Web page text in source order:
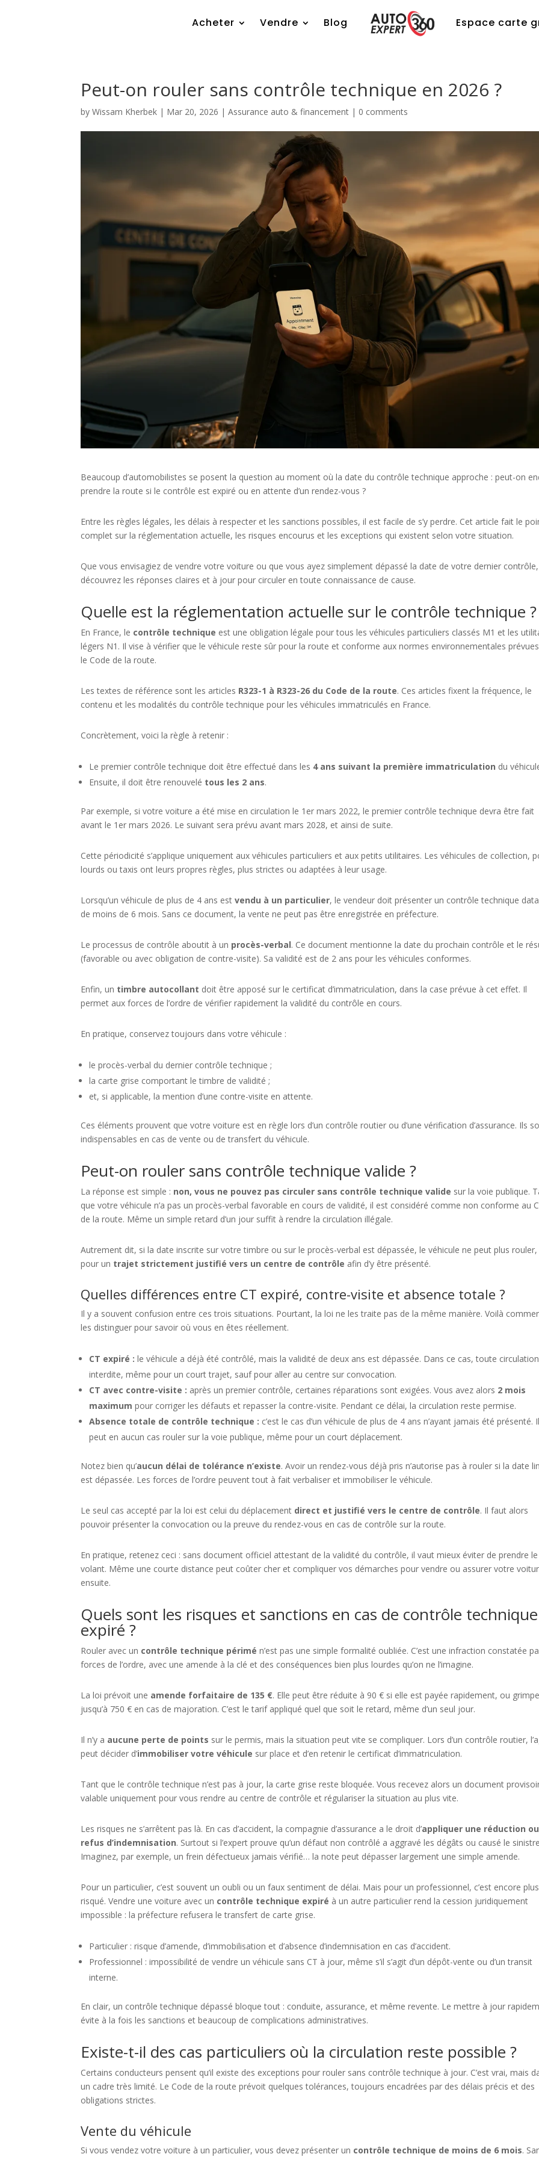
Acheter Vendre Blog Espace carte
Peut-on rouler sans contrôle technique en 2026 ?
byWissam Kherbek | Mar 20, 2026 |Assurance auto & financement | 0 comments
Beaucoup d’automobilistes se posent la question au moment où la date du contrôle technique approche : peut-on
prendre la route si le contrôle est expiré ou en attente d’un rendez-vous ?
Entre les règles légales, les délais à respecter et les sanctions possibles, il est facile de s’y perdre. Cet article fait le
complet sur la réglementation actuelle, les risques encourus et les exceptions qui existent selon votre situation.
Que vous envisagiez de vendre votre voiture ou que vous ayez simplement dépassé la date de votre dernier contrôle,
découvrez les réponses claires et à jour pour circuler en toute connaissance de cause.
Quelle est la réglementation actuelle sur le contrôle technique ?
En France, le contrôle technique est une obligation légale pour tous les véhicules particuliers classés M1 et les
légers N1. Il vise à vérifier que le véhicule reste sûr pour la route et conforme aux normes environnementales
le Code de la route.
Les textes de référence sont les articles R323-1 à R323-26 du Code de la route. Ces articles fixent la fréquence, le
contenu et les modalités du contrôle technique pour les véhicules immatriculés en France.
Concrètement, voici la règle à retenir :
Le premier contrôle technique doit être effectué dans les 4 ans suivant la première immatriculation du
Ensuite, il doit être renouvelé tous les 2 ans.
Par exemple, si votre voiture a été mise en circulation le 1er mars 2022, le premier contrôle technique devra être fait
avant le 1er mars 2026. Le suivant sera prévu avant mars 2028, et ainsi de suite.
Cette périodicité s’applique uniquement aux véhicules particuliers et aux petits utilitaires. Les véhicules de collection,
lourds ou taxis ont leurs propres règles, plus strictes ou adaptées à leur usage.
Lorsqu’un véhicule de plus de 4 ans estvendu à un particulier, le vendeur doit présenter un contrôle technique
de moins de 6 mois. Sans ce document, la vente ne peut pas être enregistrée en préfecture.
Le processus de contrôle aboutit à un procès-verbal. Ce document mentionne la date du prochain contrôle et le
(favorable ou avec obligation de contre-visite). Sa validité est de 2 ans pour les véhicules conformes.
Enfin, un timbre autocollant doit être apposé sur le certificat d’immatriculation, dans la case prévue à cet effet. Il
permet aux forces de l’ordre de vérifier rapidement la validité du contrôle en cours.
En pratique, conservez toujours dans votre véhicule :
le procès-verbal du dernier contrôle technique ;
la carte grise comportant le timbre de validité ;
et, si applicable, la mention d’une contre-visite en attente.
Ces éléments prouvent que votre voiture est en règle lors d’un contrôle routier ou d’une vérification d’assurance. Ils
indispensables en cas de vente ou de transfert du véhicule.
Peut-on rouler sans contrôle technique valide ?
La réponse est simple : non, vous ne pouvez pas circuler sans contrôle technique valide sur la voie publique.
que votre véhicule n’a pas un procès-verbal favorable en cours de validité, il est considéré comme non conforme au
de la route. Même un simple retard d’un jour suffit à rendre la circulation illégale.
Autrement dit, si la date inscrite sur votre timbre ou sur le procès-verbal est dépassée, le véhicule ne peut plus
pour un trajet strictement justifié vers un centre de contrôle afin d’y être présenté.
Quelles différences entre CT expiré, contre-visite et absence totale ?
Il y a souvent confusion entre ces trois situations. Pourtant, la loi ne les traite pas de la même manière. Voilà
les distinguer pour savoir où vous en êtes réellement.
CT expiré : le véhicule a déjà été contrôlé, mais la validité de deux ans est dépassée. Dans ce cas, toute
interdite, même pour un court trajet, sauf pour aller au centre sur convocation.
CT avec contre-visite : après un premier contrôle, certaines réparations sont exigées. Vous avez alors 2 mois
maximum pour corriger les défauts et repasser la contre-visite. Pendant ce délai, la circulation reste permise.
Absence totale de contrôle technique : c’est le cas d’un véhicule de plus de 4 ans n’ayant jamais été présenté.
peut en aucun cas rouler sur la voie publique, même pour un court déplacement.
Notez bien qu’aucun délai de tolérance n’existe. Avoir un rendez-vous déjà pris n’autorise pas à rouler si la date
est dépassée. Les forces de l’ordre peuvent tout à fait verbaliser et immobiliser le véhicule.
Le seul cas accepté par la loi est celui du déplacement direct et justifié vers le centre de contrôle. Il faut alors
pouvoir présenter la convocation ou la preuve du rendez-vous en cas de contrôle sur la route.
En pratique, retenez ceci : sans document officiel attestant de la validité du contrôle, il vaut mieux éviter de prendre le
volant. Même une courte distance peut coûter cher et compliquer vos démarches pour vendre ou assurer votre
ensuite.
Quels sont les risques et sanctions en cas de contrôle technique
expiré ?
Rouler avec un contrôle technique périmé n’est pas une simple formalité oubliée. C’est une infraction constatée
forces de l’ordre, avec une amende à la clé et des conséquences bien plus lourdes qu’on ne l’imagine.
La loi prévoit une amende forfaitaire de 135 €. Elle peut être réduite à 90 € si elle est payée rapidement, ou
jusqu’à 750 € en cas de majoration. C’est le tarif appliqué quel que soit le retard, même d’un seul jour.
Il n’y a aucune perte de points sur le permis, mais la situation peut vite se compliquer. Lors d’un contrôle routier,
peut décider d’immobiliser votre véhicule sur place et d’en retenir le certificat d’immatriculation.
Tant que le contrôle technique n’est pas à jour, la carte grise reste bloquée. Vous recevez alors un document
valable uniquement pour vous rendre au centre de contrôle et régulariser la situation au plus vite.
Les risques ne s’arrêtent pas là. En cas d’accident, la compagnie d’assurance a le droit d’appliquer une réduction
refus d’indemnisation. Surtout si l’expert prouve qu’un défaut non contrôlé a aggravé les dégâts ou causé le
Imaginez, par exemple, un frein défectueux jamais vérifié… la note peut dépasser largement une simple amende.
Pour un particulier, c’est souvent un oubli ou un faux sentiment de délai. Mais pour un professionnel, c’est encore plus
risqué. Vendre une voiture avec un contrôle technique expiré à un autre particulier rend la cession juridiquement
impossible : la préfecture refusera le transfert de carte grise.
Particulier : risque d’amende, d’immobilisation et d’absence d’indemnisation en cas d’accident.
Professionnel : impossibilité de vendre un véhicule sans CT à jour, même s’il s’agit d’un dépôt-vente ou d’un transit
interne.
En clair, un contrôle technique dépassé bloque tout : conduite, assurance, et même revente. Le mettre à jour
évite à la fois les sanctions et beaucoup de complications administratives.
Existe-t-il des cas particuliers où la circulation reste possible ?
Certains conducteurs pensent qu’il existe des exceptions pour rouler sans contrôle technique à jour. C’est vrai, mais
un cadre très limité. Le Code de la route prévoit quelques tolérances, toujours encadrées par des délais précis et des
obligations strictes.
Vente du véhicule
Si vous vendez votre voiture à un particulier, vous devez présenter un contrôle technique de moins de 6 mois.